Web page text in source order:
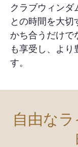
クラブウィンダ
との時間を大切
かち合うだけで
も享受し、より
す。
自由な